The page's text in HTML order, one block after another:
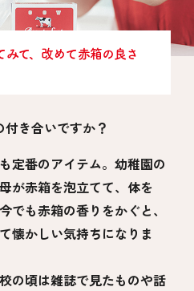
みて、改めて赤箱の良さ
き合いですか？
定番のアイテム。幼稚園の
が赤箱を泡立てて、体を
でも赤箱の香りをかぐと、
懐かしい気持ちになりま
の頃は雑誌で見たものや話